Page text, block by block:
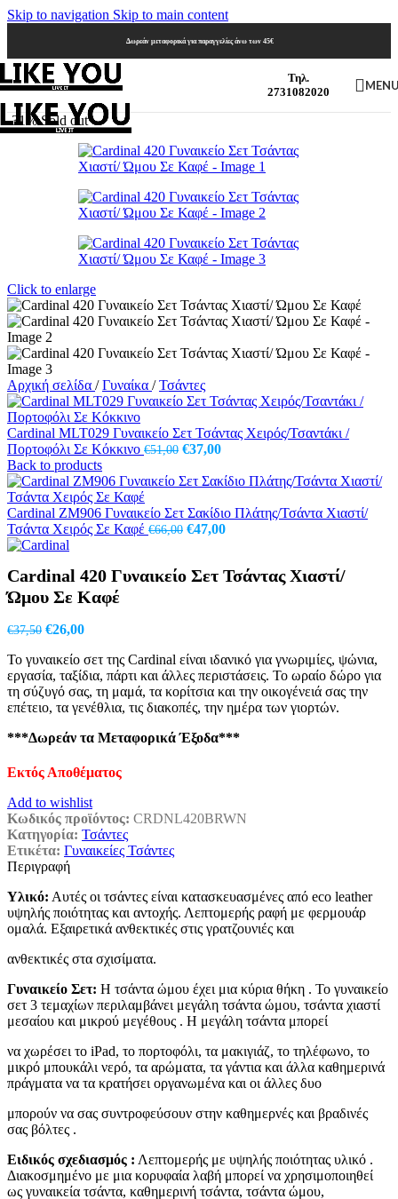
Skip to navigation Skip to main content
Δωρεάν μεταφορικά για παραγγελίες άνω των 45€
Τηλ.
2731082020
-31% Sold out
Click to enlarge
Αρχική σελίδα / Γυναίκα / Τσάντες
Cardinal MLT029 Γυναικείο Σετ Τσάντας Χειρός/Τσαντάκι /
Πορτοφόλι Σε Κόκκινο €51,00 Original
was:
€37,00Η
τιμή
€37,00.
Back to products
Cardinal ZM906 Γυναικείο Σετ Σακίδιο Πλάτης/Τσάντα Χιαστί/
Τσάντα Χειρός Σε Καφέ €66,00 Original
€66,00.
€47,00Η
είναι:
Cardinal 420 Γυναικείο Σετ Τσάντας Χιαστί/
Ώμου Σε Καφέ
€37,50 Original
was:
€37,50.
€26,00Η
τιμή
είναι:
€26,00.
Το γυναικείο σετ της Cardinal είναι ιδανικό για γνωριμίες, ψώνια,
εργασία, ταξίδια, πάρτι και άλλες περιστάσεις. Το ωραίο δώρο για
τη σύζυγό σας, τη μαμά, τα κορίτσια και την οικογένειά σας την
επέτειο, τα γενέθλια, τις διακοπές, την ημέρα των γιορτών.
***Δωρεάν τα Μεταφορικά Έξοδα***
Εκτός Αποθέματος
Add to wishlist
Κωδικός προϊόντος: CRDNL420BRWN
Κατηγορία: Τσάντες
Ετικέτα: Γυναικείες Τσάντες
Περιγραφή
Υλικό: Αυτές οι τσάντες είναι κατασκευασμένες από eco leather
υψηλής ποιότητας και αντοχής. Λεπτομερής ραφή με φερμουάρ
ομαλά. Εξαιρετικά ανθεκτικές στις γρατζουνιές και
ανθεκτικές στα σχισίματα.
Γυναικείο Σετ: Η τσάντα ώμου έχει μια κύρια θήκη . Το γυναικείο
σετ 3 τεμαχίων περιλαμβάνει μεγάλη τσάντα ώμου, τσάντα χιαστί
μεσαίου και μικρού μεγέθους . Η μεγάλη τσάντα μπορεί
να χωρέσει το iPad, το πορτοφόλι, τα μακιγιάζ, το τηλέφωνο, το
μικρό μπουκάλι νερό, τα αρώματα, τα γάντια και άλλα καθημερινά
πράγματα να τα κρατήσει οργανωμένα και οι άλλες δυο
μπορούν να σας συντροφεύσουν στην καθημερνές και βραδινές
σας βόλτες .
Ειδικός σχεδιασμός : Λεπτομερής με υψηλής ποιότητας υλικό .
Διακοσμημένο με μια κορυφαία λαβή μπορεί να χρησιμοποιηθεί
ως γυναικεία τσάντα, καθημερινή τσάντα, τσάντα ώμου,